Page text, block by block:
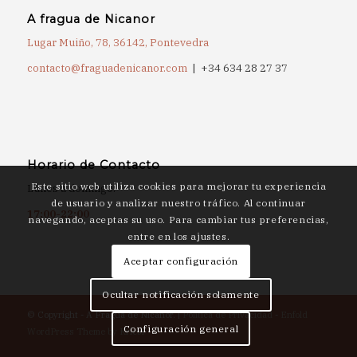
A fragua de Nicanor
Lugar Muiño, 78, 36142, Pontevedra
contacto@fraguadenicanor.com| +34 634 28 27 37
Horario de Contacto
Lunes a domingo:
17:00-22:00
© Copyright - A Fragua de Nicanor. |Política de Privacidad
WordPress Theme by Kriesi
Este sitio web utiliza cookies para mejorar tu experiencia
de usuario y analizar nuestro tráfico. Al continuar
navegando, aceptas su uso. Para cambiar tus preferencias,
entre en los ajustes.
Aceptar configuración
Ocultar notificación solamente
Configuración general